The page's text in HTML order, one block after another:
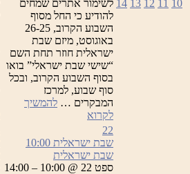
10
11
12
13
14 לשימור אתרים שמחים
להודיע כי החל מסוף
השבוע הקרוב, 26-25
באוגוסט, מיזם שבת
ישראלית חוזר תחת השם
“שישי שבת ישראלי” בואו
בסוף השבוע הקרוב, ובכל
סוף שבוע, למרכז
המבקרים … להמשיך
לקרוא
22
שבת ישראלית 10:00
שבת ישראלית
ספט 22 @ 10:00 – 14:00